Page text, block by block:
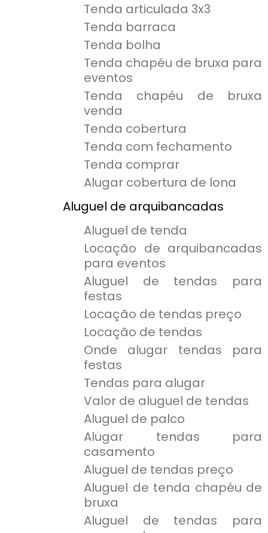
Tenda articulada 3x3
Tenda barraca
Tenda bolha
Tenda chapéu de bruxa para
eventos
Tenda chapéu de bruxa
venda
Tenda cobertura
Tenda com fechamento
Tenda comprar
Alugar cobertura de lona
Aluguel de arquibancadas
Aluguel de tenda
Locação de arquibancadas
para eventos
Aluguel de tendas para
festas
Locação de tendas preço
Locação de tendas
Onde alugar tendas para
festas
Tendas para alugar
Valor de aluguel de tendas
Aluguel de palco
Alugar tendas para
casamento
Aluguel de tendas preço
Aluguel de tenda chapéu de
bruxa
Aluguel de tendas para